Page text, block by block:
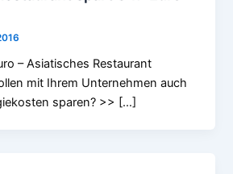
– Asiatisches Restaurant
mit Ihrem Unternehmen auch
sparen? >> […]